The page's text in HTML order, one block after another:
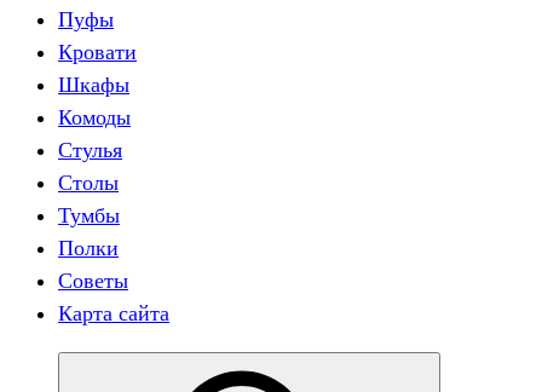
Пуфы
Кровати
Шкафы
Комоды
Стулья
Столы
Тумбы
Полки
Советы
Карта сайта